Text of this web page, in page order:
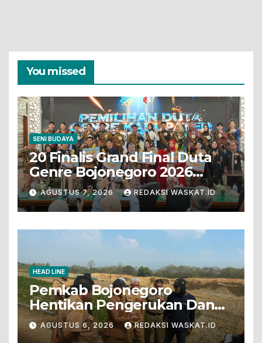
You missed
SENI BUDAYA
20 Finalis Grand Final Duta
Genre Bojonegoro 2026
Tunjukkan Bakat Terbaik
AGUSTUS 7, 2026 REDAKSI WASKAT.ID
HEAD LINE
Pemkab Bojonegoro
Hentikan Pengerukan Dan
Penjualan Tanah Dari Lahan
Pertanian
AGUSTUS 6, 2026 REDAKSI WASKAT.ID